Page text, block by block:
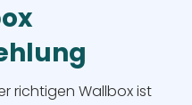
richtigen Wallbox ist